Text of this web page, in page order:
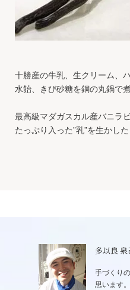
十勝産の牛乳、生クリーム、
水飴、きび砂糖を銅の丸鍋で
最高級マダガスカル産バニラ
たっぷり入った”乳”を生かし
多以良 泉
手づくり
思います